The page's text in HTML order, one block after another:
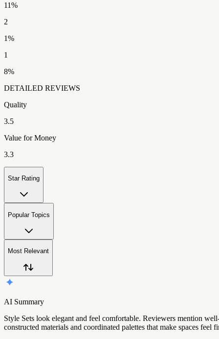
11%
2
1%
1
8%
DETAILED REVIEWS
Quality
3.5
Value for Money
3.3
Star Rating
Popular Topics
Most Relevant
AI Summary
Style Sets look elegant and feel comfortable. Reviewers mention well
constructed materials and coordinated palettes that make spaces feel fi